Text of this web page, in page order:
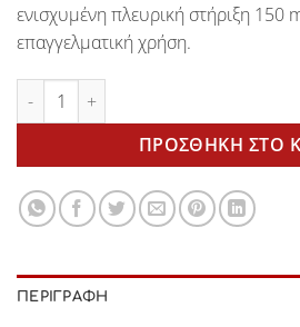
ενισχυμένη πλευρική στήριξη 150
επαγγελματική χρήση.
Τραπέζι συγκόλλησης FLATBED
ΠΡΟΣΘΉΚΗ ΣΤΟ
ΠΕΡΙΓΡΑΦΉ